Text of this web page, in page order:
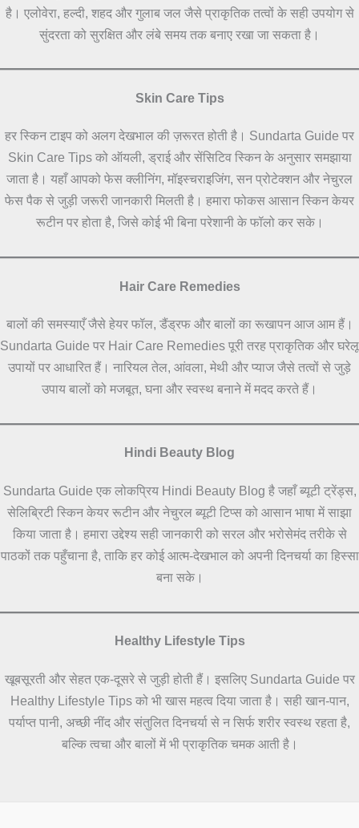
है। एलोवेरा, हल्दी, शहद और गुलाब जल जैसे प्राकृतिक तत्वों के सही उपयोग से
सुंदरता को सुरक्षित और लंबे समय तक बनाए रखा जा सकता है।
Skin Care Tips
हर स्किन टाइप को अलग देखभाल की ज़रूरत होती है। Sundarta Guide पर
Skin Care Tips को ऑयली, ड्राई और सेंसिटिव स्किन के अनुसार समझाया
जाता है। यहाँ आपको फेस क्लीनिंग, मॉइस्चराइजिंग, सन प्रोटेक्शन और नेचुरल
फेस पैक से जुड़ी जरूरी जानकारी मिलती है। हमारा फोकस आसान स्किन केयर
रूटीन पर होता है, जिसे कोई भी बिना परेशानी के फॉलो कर सके।
Hair Care Remedies
बालों की समस्याएँ जैसे हेयर फॉल, डैंड्रफ और बालों का रूखापन आज आम हैं।
Sundarta Guide पर Hair Care Remedies पूरी तरह प्राकृतिक और घरेलू
उपायों पर आधारित हैं। नारियल तेल, आंवला, मेथी और प्याज जैसे तत्वों से जुड़े
उपाय बालों को मजबूत, घना और स्वस्थ बनाने में मदद करते हैं।
Hindi Beauty Blog
Sundarta Guide एक लोकप्रिय Hindi Beauty Blog है जहाँ ब्यूटी ट्रेंड्स,
सेलिब्रिटी स्किन केयर रूटीन और नेचुरल ब्यूटी टिप्स को आसान भाषा में साझा
किया जाता है। हमारा उद्देश्य सही जानकारी को सरल और भरोसेमंद तरीके से
पाठकों तक पहुँचाना है, ताकि हर कोई आत्म-देखभाल को अपनी दिनचर्या का हिस्सा
बना सके।
Healthy Lifestyle Tips
खूबसूरती और सेहत एक-दूसरे से जुड़ी होती हैं। इसलिए Sundarta Guide पर
Healthy Lifestyle Tips को भी खास महत्व दिया जाता है। सही खान-पान,
पर्याप्त पानी, अच्छी नींद और संतुलित दिनचर्या से न सिर्फ शरीर स्वस्थ रहता है,
बल्कि त्वचा और बालों में भी प्राकृतिक चमक आती है।